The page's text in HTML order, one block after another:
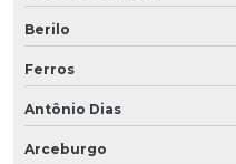
Berilo
Ferros
Antônio Dias
Arceburgo